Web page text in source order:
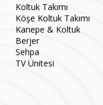
Koltuk Takımı
Köşe Koltuk Takımı
Kanepe & Koltuk
Berjer
Sehpa
TV Ünitesi